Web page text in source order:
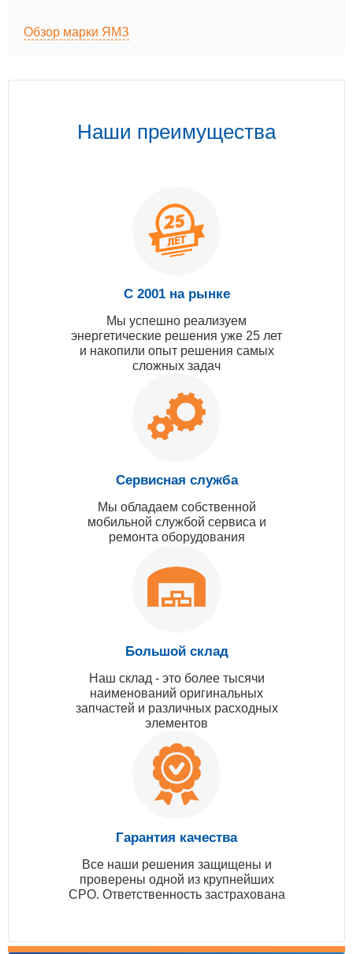
Обзор марки ЯМЗ
Наши преимущества
С 2001 на рынке
Мы успешно реализуем
энергетические решения уже 25 лет
и накопили опыт решения самых
сложных задач
Сервисная служба
Мы обладаем собственной
мобильной службой сервиса и
ремонта оборудования
Большой склад
Наш склад - это более тысячи
наименований оригинальных
запчастей и различных расходных
элементов
Гарантия качества
Все наши решения защищены и
проверены одной из крупнейших
СРО. Ответственность застрахована